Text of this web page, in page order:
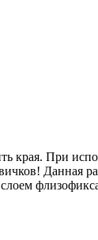
края. При
Данная